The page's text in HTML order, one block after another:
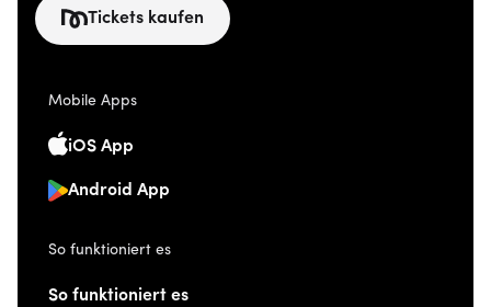
Tickets kaufen
Mobile Apps
iOS App
Android App
So funktioniert es
So funktioniert es